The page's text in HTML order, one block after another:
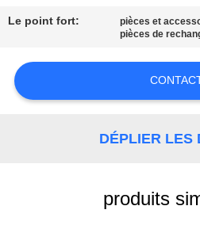
QUALITÉ
NOUS
CONTACTER
Le point fort: pièces et
pièces de
DÉPLIER LES
produits